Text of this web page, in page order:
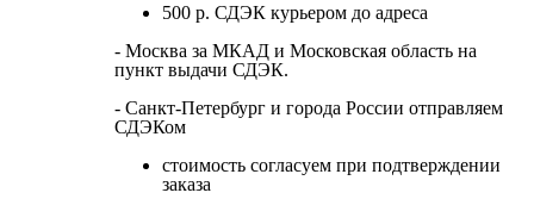
500 р. СДЭК курьером до адреса
- Москва за МКАД и Московская область на
пункт выдачи СДЭК.
- Санкт-Петербург и города России отправляем
СДЭКом
стоимость согласуем при подтверждении
заказа